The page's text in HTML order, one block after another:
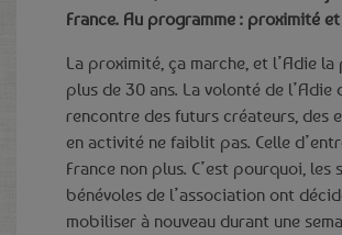
France. Au programme : proximité
La proximité, ça marche, et l’Adie
plus de 30 ans. La volonté de l’Adie
rencontre des futurs créateurs, des
en activité ne faiblit pas. Celle
France non plus. C’est pourquoi, les
bénévoles de l’association ont
mobiliser à nouveau durant une